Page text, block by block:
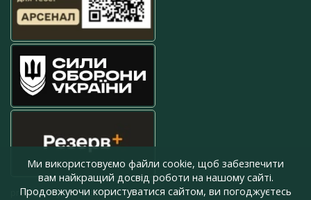
press@armyinform.com.ua
Ми використовуємо файли cookie, щоб забезпечити
вам найкращий досвід роботи на нашому сайті.
Продовжуючи користуватися сайтом, ви погоджуєтесь